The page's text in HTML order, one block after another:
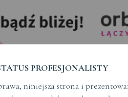
- pozyskiwanie nowych
-
- rekrutacja i ścieżka
w procesy
PROFESJONALISTY
niniejsza strona i